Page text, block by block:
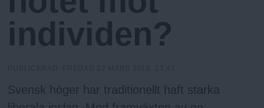
h
o
l
y
individen?
Svensk höger har traditionellt haft starka